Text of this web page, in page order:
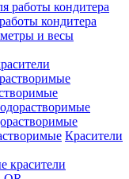
кондитера
и весы
Красители
красители